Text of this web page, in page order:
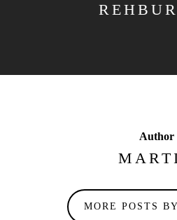
Author
MORE POSTS